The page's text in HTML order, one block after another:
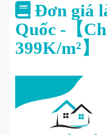
Đơn giá
Quốc -【
399K/m²】